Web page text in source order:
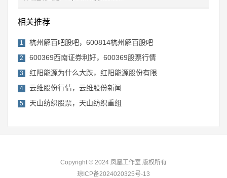
相关推荐
1 杭州解百吧股吧，600814杭州解百股吧
2 600369西南证券利好，600369股票行情
3 红阳能源为什么大跌，红阳能源股份有限
4 云维股份行情，云维股份新闻
5 天山纺织股票，天山纺织重组
Copyright © 2024 凤凰工作室 版权所有
琼ICP备2024020325号-13